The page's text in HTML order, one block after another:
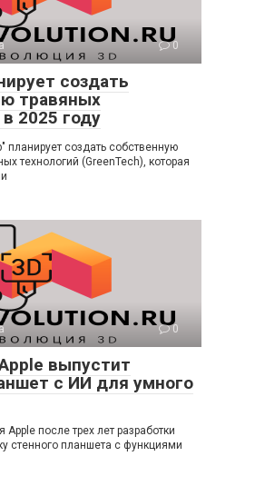
0
создать
травяных
2025 году
планирует создать собственную
технологий (GreenTech), которая
0
выпустит
с ИИ для умного
после трех лет разработки
стенного планшета с функциями